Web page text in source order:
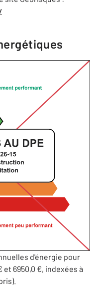
d'énergie pour
et 6950,0 €, indexées à